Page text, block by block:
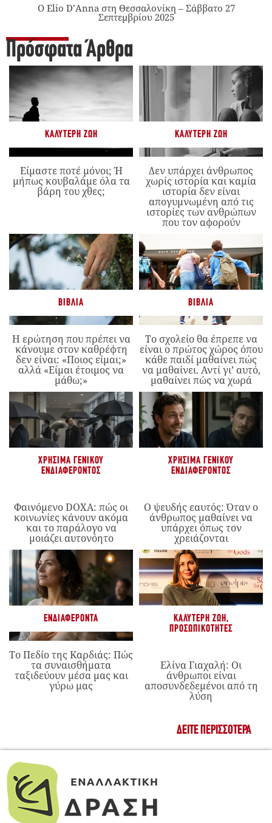
Ο Elio D’Anna στη Θεσσαλονίκη – Σάββατο 27
Σεπτεμβρίου 2025
Πρόσφατα Άρθρα
ΚΑΛΎΤΕΡΗ ΖΩΉ
Είμαστε ποτέ μόνοι; Ή
μήπως κουβαλάμε όλα τα
βάρη του χθες;
ΚΑΛΎΤΕΡΗ ΖΩΉ
Δεν υπάρχει άνθρωπος
χωρίς ιστορία και καμία
ιστορία δεν είναι
απογυμνωμένη από τις
ιστορίες των ανθρώπων
που τον αφορούν
ΒΙΒΛΊΑ
Η ερώτηση που πρέπει να
κάνουμε στον καθρέφτη
δεν είναι: «Ποιος είμαι;»
αλλά «Είμαι έτοιμος να
μάθω;»
ΒΙΒΛΊΑ
Το σχολείο θα έπρεπε να
είναι ο πρώτος χώρος όπου
κάθε παιδί μαθαίνει πώς
να μαθαίνει. Αντί γι’ αυτό,
μαθαίνει πώς να χωρά
ΧΡΉΣΙΜΑ ΓΕΝΙΚΟΎ
ΕΝΔΙΑΦΈΡΟΝΤΟΣ
Φαινόμενο DOXA: πώς οι
κοινωνίες κάνουν ακόμα
και το παράλογο να
μοιάζει αυτονόητο
ΧΡΉΣΙΜΑ ΓΕΝΙΚΟΎ
ΕΝΔΙΑΦΈΡΟΝΤΟΣ
Ο ψευδής εαυτός: Όταν ο
άνθρωπος μαθαίνει να
υπάρχει όπως τον
χρειάζονται
ΕΝΔΙΑΦΈΡΟΝΤΑ
Το Πεδίο της Καρδιάς: Πώς
τα συναισθήματα
ταξιδεύουν μέσα μας και
γύρω μας
ΚΑΛΎΤΕΡΗ ΖΩΉ,
ΠΡΟΣΩΠΙΚΌΤΗΤΕΣ
Ελίνα Γιαχαλή: Οι
άνθρωποι είναι
αποσυνδεδεμένοι από τη
λύση
ΔΕΊΤΕ ΠΕΡΙΣΣΌΤΕΡΑ